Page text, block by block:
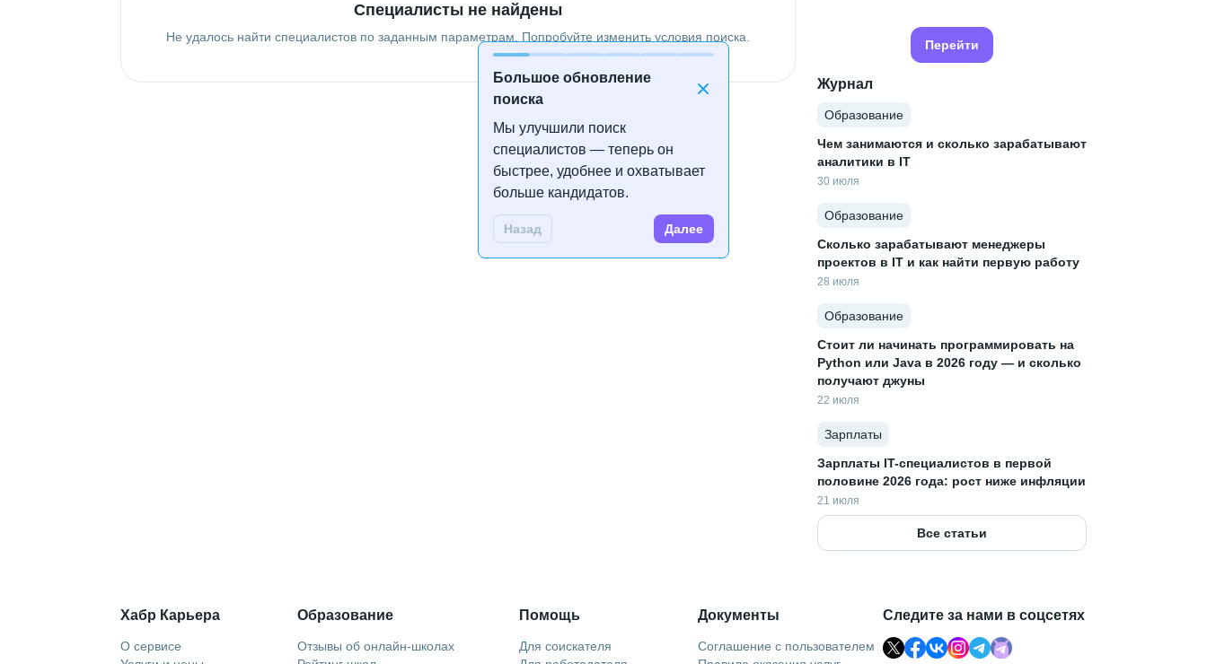
Большое обновление
поиска
Мы улучшили поиск
специалистов — теперь он
быстрее, удобнее и охватывает
больше кандидатов.
Назад Далее
Специалисты не найдены
Не удалось найти специалистов по заданным параметрам. Попробуйте изменить условия поиска.
Перейти
Журнал
Образование
Чем занимаются и сколько зарабатывают
аналитики в IT
30 июля
Образование
Сколько зарабатывают менеджеры
проектов в IT и как найти первую работу
28 июля
Образование
Стоит ли начинать программировать на
Python или Java в 2026 году — и сколько
получают джуны
22 июля
Зарплаты
Зарплаты IT-специалистов в первой
половине 2026 года: рост ниже инфляции
21 июля
Все статьи
Хабр Карьера
О сервисе
Образование
Отзывы об онлайн-школах
Помощь
Для соискателя
Документы
Соглашение с пользователем
Следите за нами в соцсетях